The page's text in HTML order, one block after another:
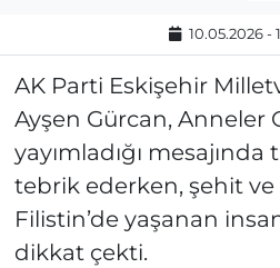
10.05.2026 -
AK Parti Eskişehir
Ayşen Gürcan, Anneler
yayımladığı
tebrik ederken, şehit
Filistin’de yaşanan
dikkat çekti.